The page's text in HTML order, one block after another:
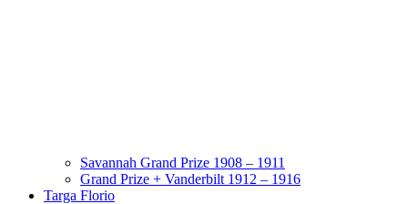
Savannah Grand Prize 1908 – 1911
Grand Prize + Vanderbilt 1912 – 1916
Targa Florio